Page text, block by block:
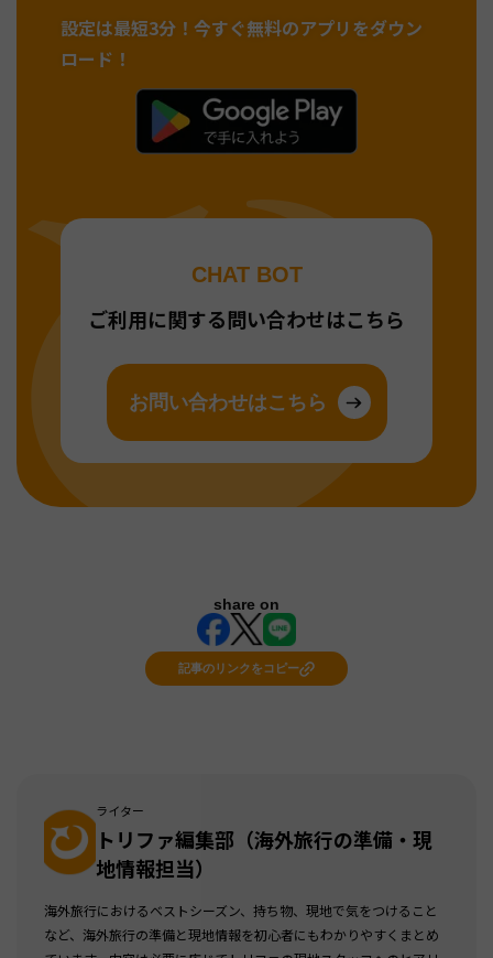
設定は最短3分！ 今すぐ無料のアプリをダウン
ロード！
CHAT BOT
ご利用に関する問い合わせはこちら
お問い合わせはこちら
share on
記事のリンクをコピー
ライター
トリファ編集部（海外旅行の準備・現
地情報担当）
海外旅行におけるベストシーズン、持ち物、現地で気をつけること
など、海外旅行の準備と現地情報を初心者にもわかりやすくまとめ